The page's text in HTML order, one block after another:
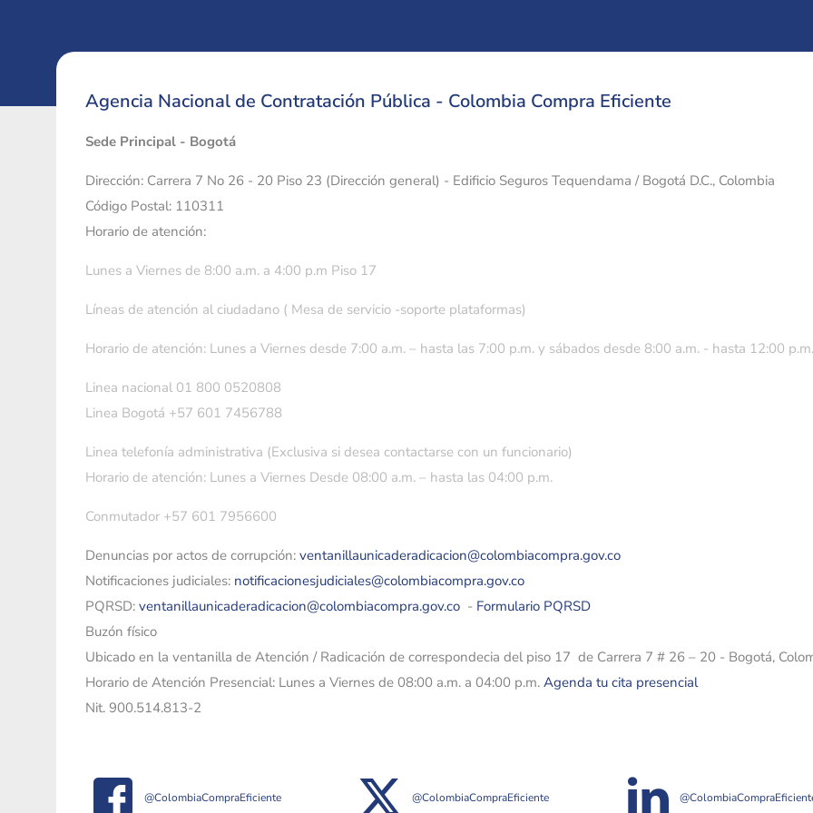
Agencia Nacional de Contratación Pública - Colombia Compra Eficiente
Sede Principal - Bogotá
Dirección: Carrera 7 No 26 - 20 Piso 23 (Dirección general) - Edificio Seguros Tequendama / Bogotá D.C., Colombia
Código Postal: 110311
Horario de atención:
Lunes a Viernes de 8:00 a.m. a 4:00 p.m Piso 17
Líneas de atención al ciudadano ( Mesa de servicio -soporte plataformas)
Horario de atención: Lunes a Viernes desde 7:00 a.m. – hasta las 7:00 p.m. y sábados desde 8:00 a.m. - hasta 12:00 p.m.
Linea nacional 01 800 0520808
Linea Bogotá +57 601 7456788
Linea telefonía administrativa (Exclusiva si desea contactarse con un funcionario)
Horario de atención: Lunes a Viernes Desde 08:00 a.m. – hasta las 04:00 p.m.
Conmutador +57 601 7956600
Denuncias por actos de corrupción: ventanillaunicaderadicacion@colombiacompra.gov.co
Notificaciones judiciales: notificacionesjudiciales@colombiacompra.gov.co
PQRSD: ventanillaunicaderadicacion@colombiacompra.gov.co - Formulario PQRSD
Buzón físico
Ubicado en la ventanilla de Atención / Radicación de correspondecia del piso 17 de Carrera 7 # 26 – 20 - Bogotá,
Horario de Atención Presencial: Lunes a Viernes de 08:00 a.m. a 04:00 p.m. Agenda tu cita presencial
Nit. 900.514.813-2
@ColombiaCompraEficiente @ColombiaCompraEficiente